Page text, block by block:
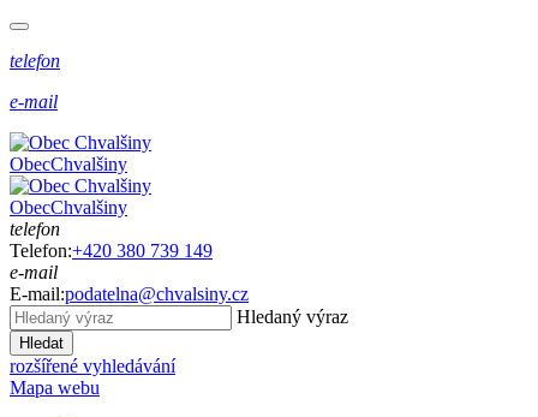
telefon
e-mail
ObecChvalšiny
ObecChvalšiny
telefon
Telefon:+420 380 739 149
e-mail
E-mail:podatelna@chvalsiny.cz
Hledaný výraz
Hledat
rozšířené vyhledávání
Mapa webu